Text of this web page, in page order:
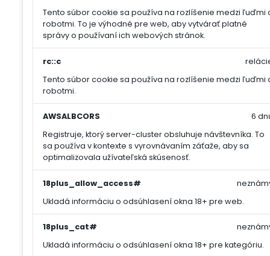
Tento súbor cookie sa používa na rozlíšenie medzi ľuďmi
robotmi. To je výhodné pre web, aby vytvárať platné
správy o používaní ich webových stránok.
rc::c
Tento súbor cookie sa používa na rozlíšenie medzi ľuďmi
robotmi.
AWSALBCORS
Registruje, ktorý server-cluster obsluhuje návštevníka. To
sa používa v kontexte s vyrovnávaním záťaže, aby sa
optimalizovala užívateľská skúsenosť.
6
18plus_allow_access#
Ukladá informáciu o odsúhlasení okna 18+ pre web.
18plus_cat#
Ukladá informáciu o odsúhlasení okna 18+ pre kategóriu.